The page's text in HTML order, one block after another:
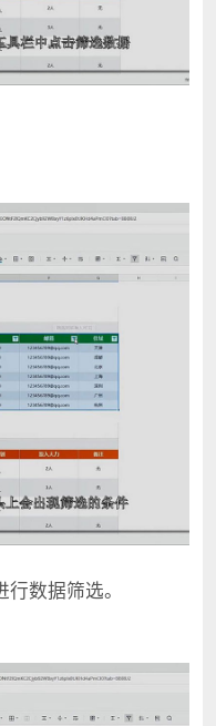
数据筛选。